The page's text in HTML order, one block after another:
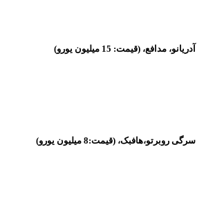
آدریانو، مدافع، (قیمت: 15 میلیون یورو)
سرگی روبرتو،هافبک، (قیمت:8 میلیون یورو)